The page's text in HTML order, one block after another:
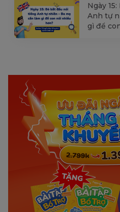
Ngày
Anh tự
gì để